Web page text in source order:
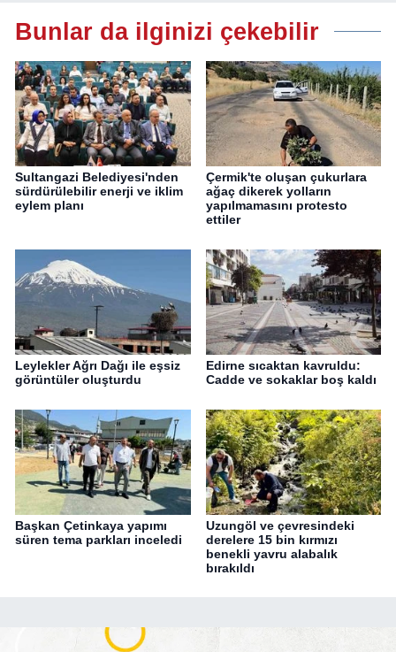
Bunlar da ilginizi çekebilir
Sultangazi Belediyesi'nden
sürdürülebilir enerji ve iklim
eylem planı
Çermik'te oluşan çukurlara
ağaç dikerek yolların
yapılmamasını protesto
ettiler
Leylekler Ağrı Dağı ile eşsiz
görüntüler oluşturdu
Edirne sıcaktan kavruldu:
Cadde ve sokaklar boş kaldı
Başkan Çetinkaya yapımı
süren tema parkları inceledi
Uzungöl ve çevresindeki
derelere 15 bin kırmızı
benekli yavru alabalık
bırakıldı